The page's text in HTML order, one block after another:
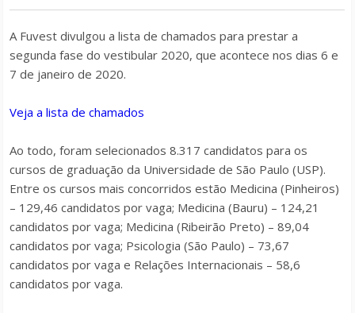
A Fuvest divulgou a lista de chamados para prestar a
segunda fase do vestibular 2020, que acontece nos dias 6 e
7 de janeiro de 2020.
Veja a lista de chamados
Ao todo, foram selecionados 8.317 candidatos para os
cursos de graduação da Universidade de São Paulo (USP).
Entre os cursos mais concorridos estão Medicina (Pinheiros)
– 129,46 candidatos por vaga; Medicina (Bauru) – 124,21
candidatos por vaga; Medicina (Ribeirão Preto) – 89,04
candidatos por vaga; Psicologia (São Paulo) – 73,67
candidatos por vaga e Relações Internacionais – 58,6
candidatos por vaga.